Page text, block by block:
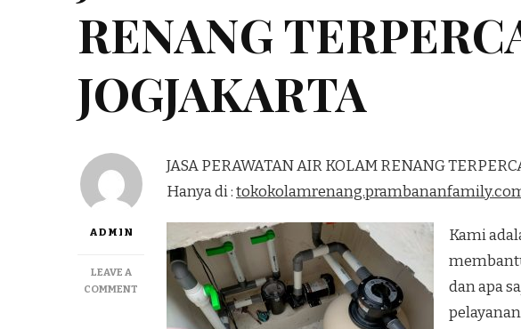
RENANG
JOGJAKARTA
ADMIN
LEAVE A
COMMENT
PERAWATAN
JASA PERAWATAN AIR KOLAM RENANG
Hanya di :
Kami
dan apa